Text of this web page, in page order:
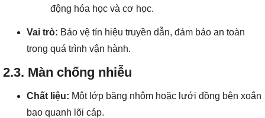
động hóa học và cơ học.
Vai trò: Bảo vệ tín hiệu truyền dẫn, đảm bảo an toàn
trong quá trình vận hành.
2.3. Màn chống nhiễu
Chất liệu: Một lớp băng nhôm hoặc lưới đồng bện xoắn
bao quanh lõi cáp.